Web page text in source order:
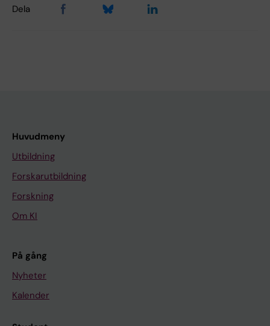
Dela
Huvudmeny
Utbildning
Forskarutbildning
Forskning
Om KI
På gång
Nyheter
Kalender